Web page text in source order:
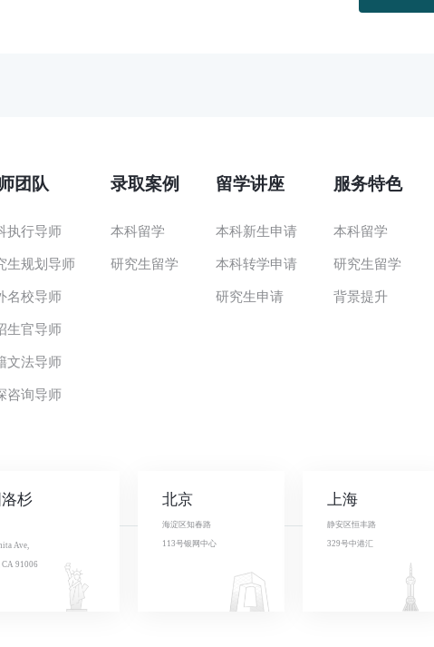
团队
执行导师
生规划导师
名校导师
生官导师
文法导师
咨询导师
录取案例
本科留学
研究生留学
留学讲座
本科新生申请
本科转学申请
研究生申请
服务特色
本科留学
研究生留学
背景提升
杉
Ave,
CA 91006
北京
海淀区知春路
113号银网中心
上海
静安区恒丰路
329号中港汇